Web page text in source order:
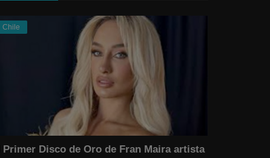
Chile
Primer Disco de Oro de Fran Maira artista